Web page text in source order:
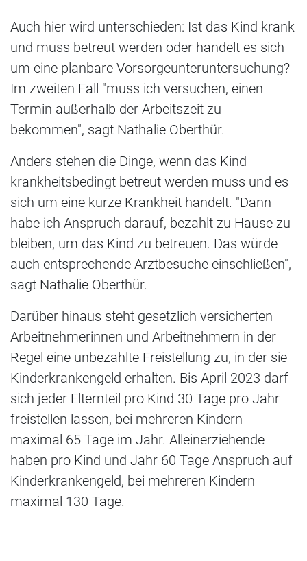
Auch hier wird unterschieden: Ist das Kind krank
und muss betreut werden oder handelt es sich
um eine planbare Vorsorgeunteruntersuchung?
Im zweiten Fall "muss ich versuchen, einen
Termin außerhalb der Arbeitszeit zu
bekommen", sagt Nathalie Oberthür.
Anders stehen die Dinge, wenn das Kind
krankheitsbedingt betreut werden muss und es
sich um eine kurze Krankheit handelt. "Dann
habe ich Anspruch darauf, bezahlt zu Hause zu
bleiben, um das Kind zu betreuen. Das würde
auch entsprechende Arztbesuche einschließen",
sagt Nathalie Oberthür.
Darüber hinaus steht gesetzlich versicherten
Arbeitnehmerinnen und Arbeitnehmern in der
Regel eine unbezahlte Freistellung zu, in der sie
Kinderkrankengeld erhalten. Bis April 2023 darf
sich jeder Elternteil pro Kind 30 Tage pro Jahr
freistellen lassen, bei mehreren Kindern
maximal 65 Tage im Jahr. Alleinerziehende
haben pro Kind und Jahr 60 Tage Anspruch auf
Kinderkrankengeld, bei mehreren Kindern
maximal 130 Tage.